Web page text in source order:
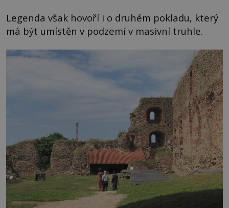
Legenda však hovoří i o druhém pokladu, který
má být umístěn v podzemí v masivní truhle.